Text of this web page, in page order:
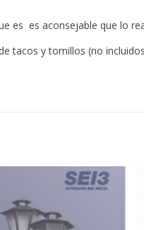
es es aconsejable que lo
tacos y tornillos (no